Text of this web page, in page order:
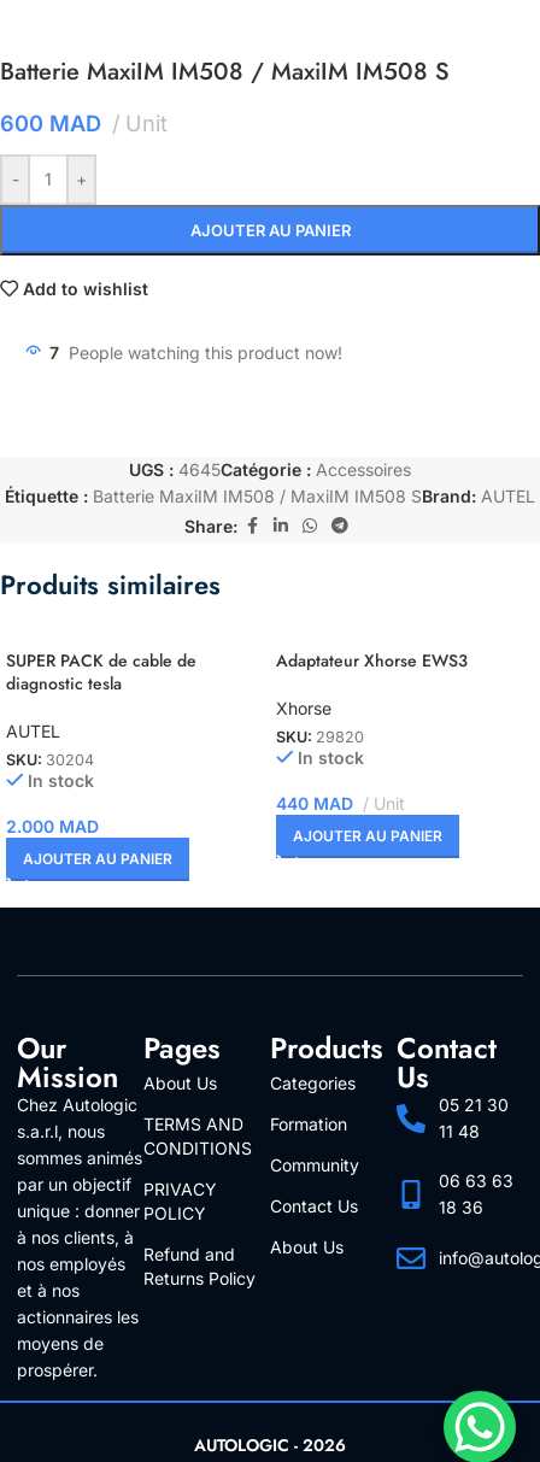
Batterie MaxiIM IM508 / MaxiIM IM508 S
600 MAD Unit
- +
AJOUTER AU PANIER
Add to wishlist
7 People watching this product now!
UGS : 4645Catégorie : Accessoires
Étiquette : Batterie MaxiIM IM508 / MaxiIM IM508 SBrand: AUTEL
Share:
Produits similaires
SUPER PACK de cable de
diagnostic tesla
AUTEL
SKU: 30204
In stock
2.000 MAD
AJOUTER AU PANIER
Adaptateur Xhorse EWS3
Xhorse
SKU: 29820
In stock
440 MAD Unit
AJOUTER AU PANIER
Our
Mission
Chez Autologic
s.a.r.l, nous
sommes animés
par un objectif
unique : donner
à nos clients, à
nos employés
et à nos
actionnaires les
moyens de
prospérer.
Pages
About Us
TERMS AND
CONDITIONS
PRIVACY
POLICY
Refund and
Returns Policy
Products
Categories
Formation
Community
Contact Us
About Us
Contact
Us
05 21 30
11 48
06 63 63
18 36
AUTOLOGIC - 2026